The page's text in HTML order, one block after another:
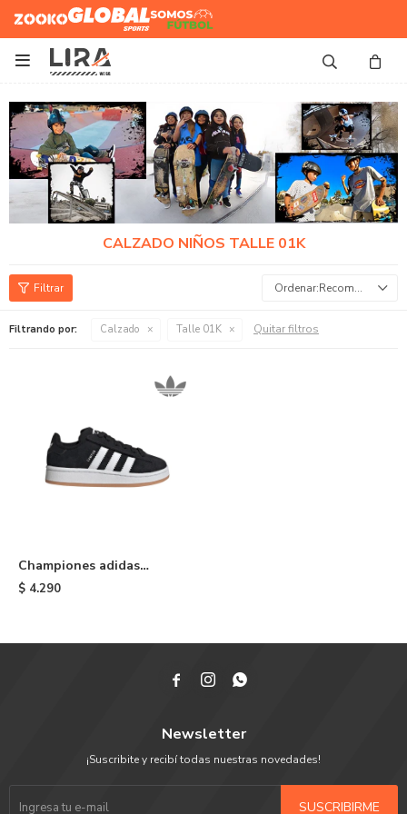
Zooko Global Sports
Somos
Futbol

CALZADO NIÑOS TALLE 01K
Recomendados
Filtrando por: Calzado Talle 01K Quitar filtros
Championes adidas
Campus 00s de niño - Black
$ 4.290
  
Newsletter
¡Suscribite y recibí todas nuestras novedades!
SUSCRIBIRME